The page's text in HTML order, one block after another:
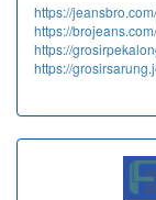
https://jeansbro.com/
https://brojeans.com/
https://
https://